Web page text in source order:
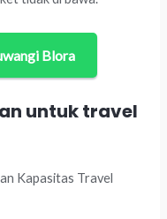
Blora
untuk travel
Kapasitas Travel